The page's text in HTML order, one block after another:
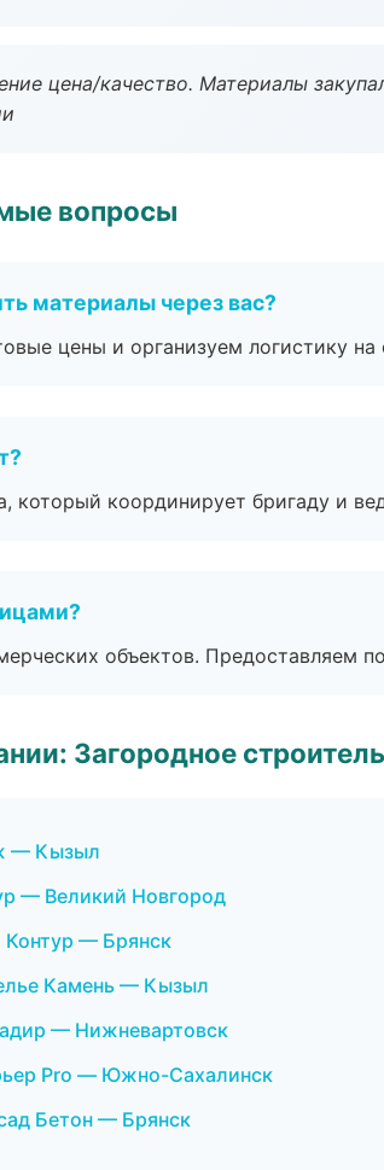
цена/качество. Материалы
вопросы
материалы через вас?
цены и организуем логистику на
который координирует бригаду и
объектов. Предоставляем
Загородное
— Кызыл
— Великий Новгород
— Брянск
Камень — Кызыл
— Нижневартовск
Pro — Южно-Сахалинск
Бетон — Брянск